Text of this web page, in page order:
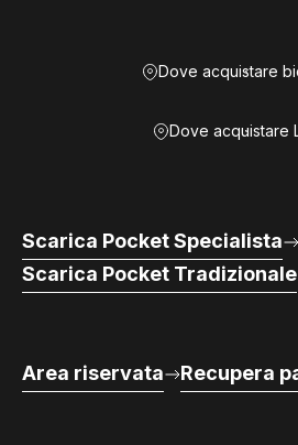
Dove acquistare
Dove acquistare
Scarica Pocket Specialista
Scarica Pocket Tradizionale
Area riservata Recupera